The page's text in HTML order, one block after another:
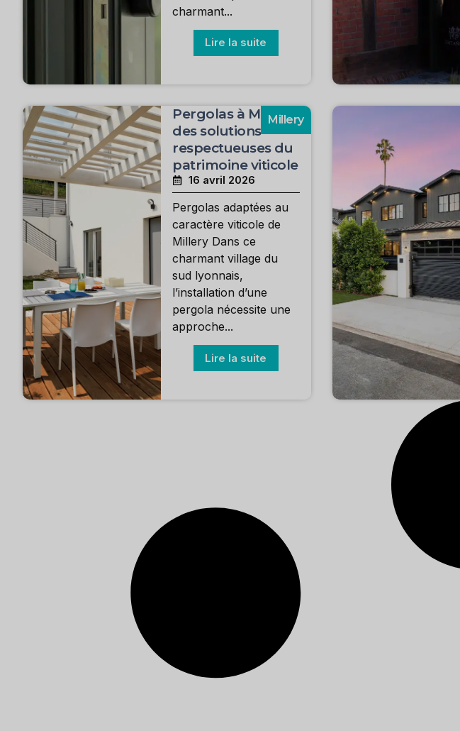
charmant...
Lire la suite
Millery
Pergolas à Millery :
des solutions
respectueuses du
patrimoine viticole
16 avril 2026
Pergolas adaptées au
caractère viticole de
Millery Dans ce
charmant village du
sud lyonnais,
l’installation d’une
pergola nécessite une
approche...
Lire la suite